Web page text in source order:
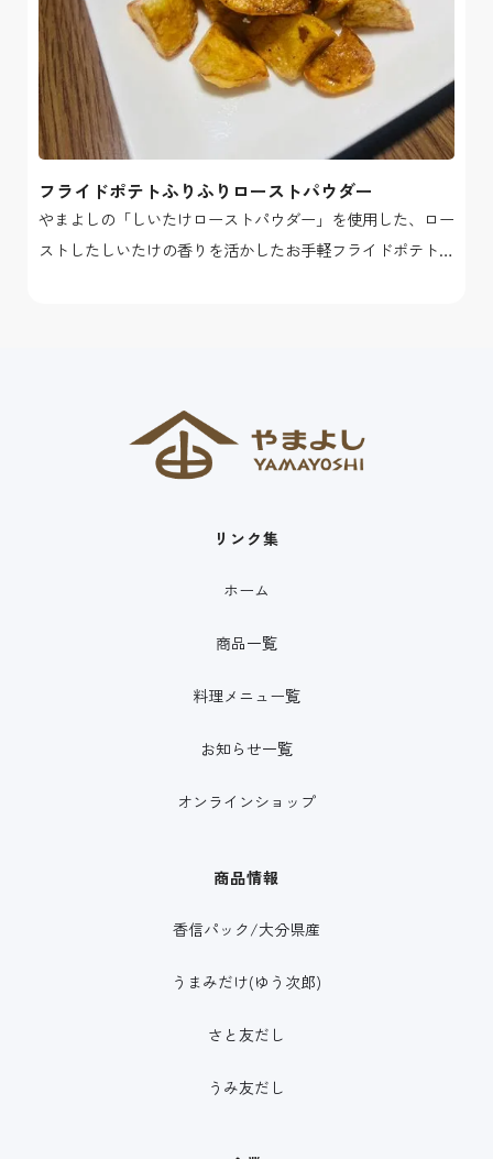
フライドポテトふりふりローストパウダー
やまよしの「しいたけローストパウダー」を使用した、ロー
ストしたしいたけの香りを活かしたお手軽フライドポテトで
リンク集
ホーム
商品一覧
料理メニュー覧
お知らせ一覧
オンラインショップ
商品情報
香信パック/大分県産
うまみだけ(ゆう次郎)
さと友だし
うみ友だし